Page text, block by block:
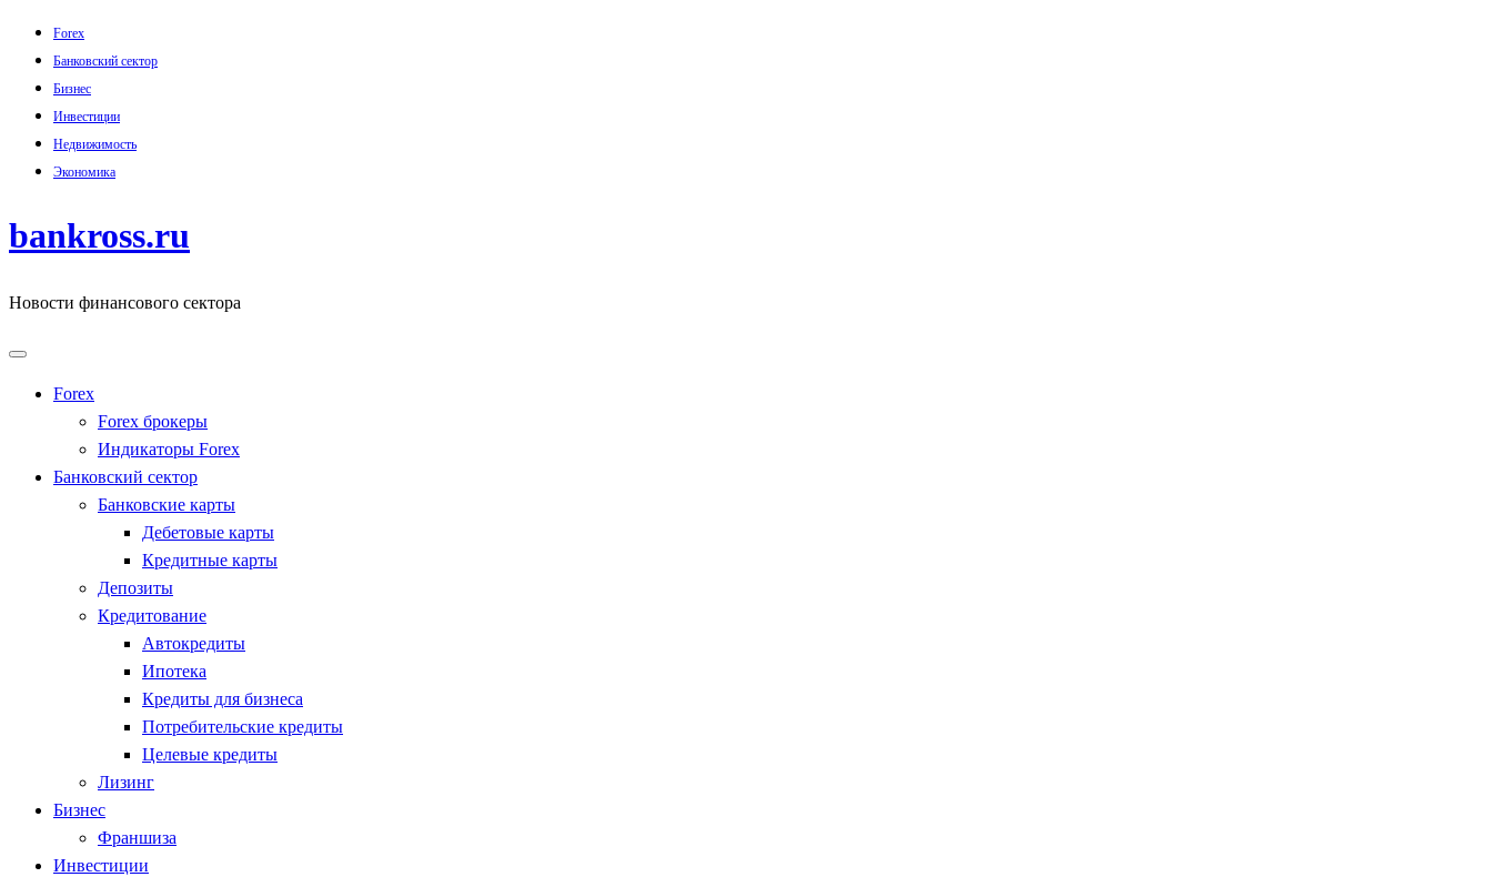
Skip
content
Forex
Банковский сектор
Бизнес
Инвестиции
Недвижимость
Экономика
bankross.ru
Новости финансового сектора
Forex
Forex брокеры
Индикаторы Forex
Банковский сектор
Банковские карты
Дебетовые карты
Кредитные карты
Депозиты
Кредитование
Автокредиты
Ипотека
Кредиты для бизнеса
Потребительские кредиты
Целевые кредиты
Лизинг
Бизнес
Франшиза
Инвестиции